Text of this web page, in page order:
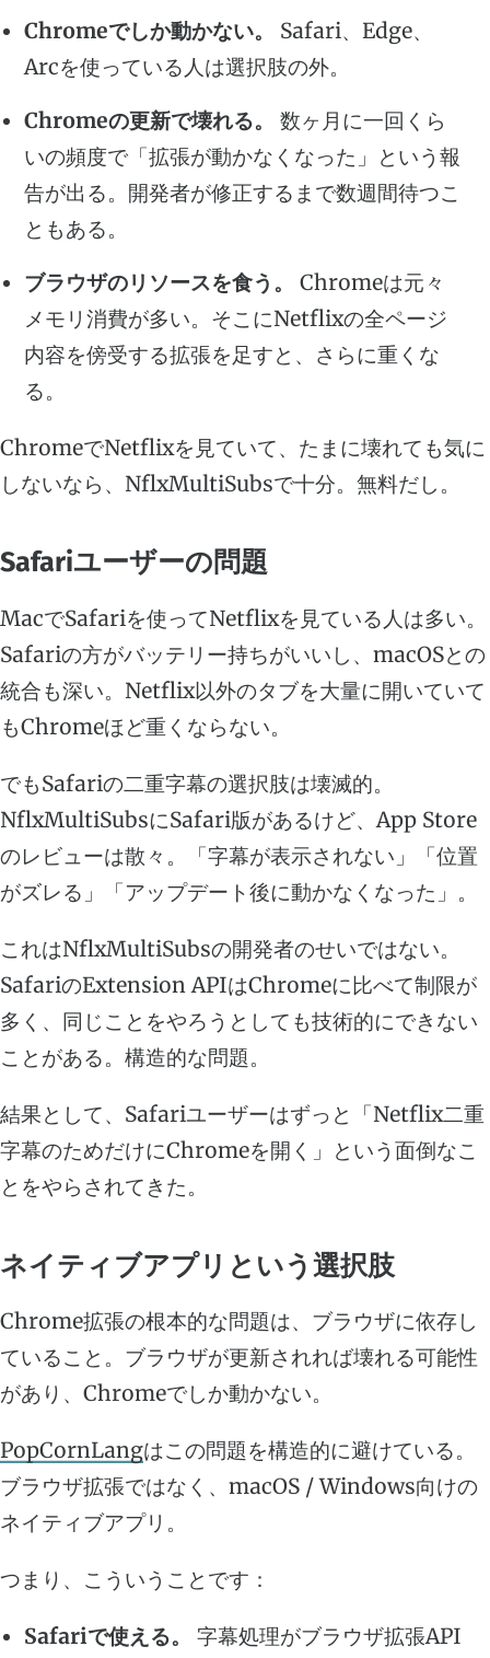
Chromeでしか動かない。
Safari、Edge、
Arcを使っている人は選択肢の外。
Chromeの更新で壊れる。
数ヶ月に一回くら
いの頻度で「拡張が動かなくなった」という報
告が出る。開発者が修正するまで数週間待つこ
ともある。
ブラウザのリソースを食う。
Chromeは元々
メモリ消費が多い。そこにNetflixの全ページ
内容を傍受する拡張を足すと、さらに重くな
る。
ChromeでNetflixを見ていて、たまに壊れても気に
しないなら、NflxMultiSubsで十分。無料だし。
Safariユーザーの問題
MacでSafariを使ってNetflixを見ている人は多い。
Safariの方がバッテリー持ちがいいし、macOSとの
統合も深い。Netflix以外のタブを大量に開いていて
もChromeほど重くならない。
でもSafariの二重字幕の選択肢は壊滅的。
NflxMultiSubsにSafari版があるけど、App Store
のレビューは散々。「字幕が表示されない」「位置
がズレる」「アップデート後に動かなくなった」。
これはNflxMultiSubsの開発者のせいではない。
SafariのExtension APIはChromeに比べて制限が
多く、同じことをやろうとしても技術的にできない
ことがある。構造的な問題。
結果として、Safariユーザーはずっと「Netflix二重
字幕のためだけにChromeを開く」という面倒なこ
とをやらされてきた。
ネイティブアプリという選択肢
Chrome拡張の根本的な問題は、ブラウザに依存し
ていること。ブラウザが更新されれば壊れる可能性
があり、Chromeでしか動かない。
PopCornLangはこの問題を構造的に避けている。
ブラウザ拡張ではなく、macOS / Windows向けの
ネイティブアプリ。
つまり、こういうことです：
Safariで使える。
字幕処理がブラウザ拡張API